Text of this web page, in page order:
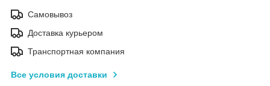
Самовывоз
Доставка курьером
Транспортная компания
Все условия доставки